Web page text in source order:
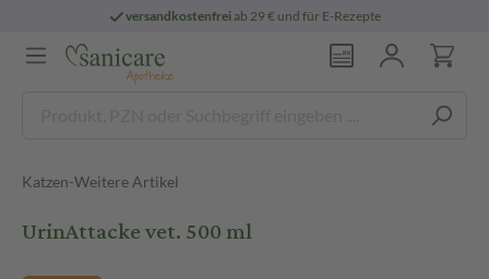
versandkostenfreiab 29 € und für E-Rezepte
Katzen-Weitere Artikel
UrinAttacke vet. 500 ml